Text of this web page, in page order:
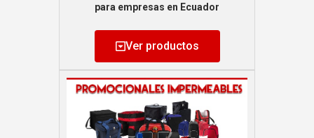
para empresas en Ecuador
Ver productos